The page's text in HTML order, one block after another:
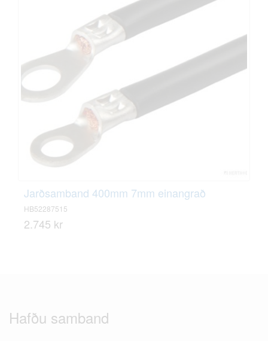
Jarðsamband 400mm 7mm einangrað
HB52287515
2.745 kr
Hafðu samband